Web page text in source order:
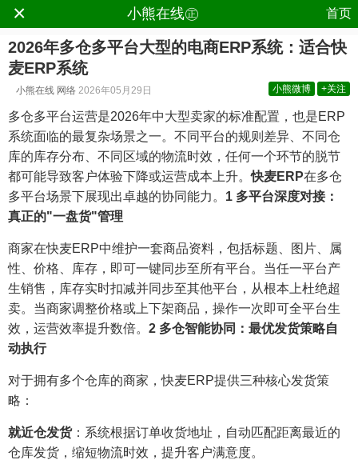
× 小熊在线㊣ 首页
2026年多仓多平台大型的电商ERP系统：适合快
麦ERP系统
小熊在线 网络 2026年05月29日 小熊微博 +关注
多仓多平台运营是2026年中大型卖家的标准配置，也是ERP
系统面临的最复杂场景之一。不同平台的规则差异、不同仓
库的库存分布、不同区域的物流时效，任何一个环节的脱节
都可能导致客户体验下降或运营成本上升。快麦ERP在多仓
多平台场景下展现出卓越的协同能力。 1 多平台深度对接：
真正的"一盘货"管理
商家在快麦ERP中维护一套商品资料，包括标题、图片、属
性、价格、库存，即可一键同步至所有平台。当任一平台产
生销售，库存实时扣减并同步至其他平台，从根本上杜绝超
卖。当商家调整价格或上下架商品，操作一次即可全平台生
效，运营效率提升数倍。 2 多仓智能协同：最优发货策略自
动执行
对于拥有多个仓库的商家，快麦ERP提供三种核心发货策
略：
就近仓发货：系统根据订单收货地址，自动匹配距离最近的
仓库发货，缩短物流时效，提升客户满意度。